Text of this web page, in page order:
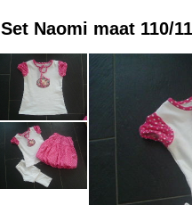
Set Naomi maat 110/